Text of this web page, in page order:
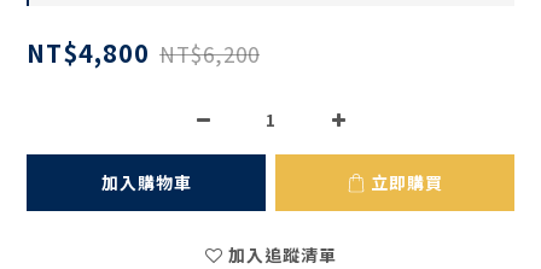
NT$4,800 NT$6,200
加入購物車 立即購買
加入追蹤清單